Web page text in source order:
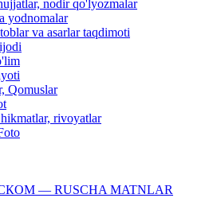
nodir qo'lyozmalar
yodnomalar
va asarlar taqdimoti
Qomuslar
rivoyatlar
— RUSCHA MATNLAR